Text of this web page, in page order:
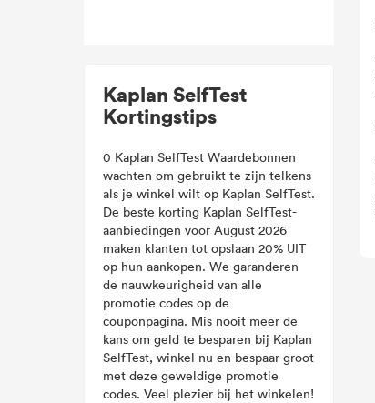
Kaplan SelfTest
Kortingstips
0 Kaplan SelfTest Waardebonnen
wachten om gebruikt te zijn telkens
als je winkel wilt op Kaplan SelfTest.
De beste korting Kaplan SelfTest-
aanbiedingen voor August 2026
maken klanten tot opslaan 20% UIT
op hun aankopen. We garanderen
de nauwkeurigheid van alle
promotie codes op de
couponpagina. Mis nooit meer de
kans om geld te besparen bij Kaplan
SelfTest, winkel nu en bespaar groot
met deze geweldige promotie
codes. Veel plezier bij het winkelen!